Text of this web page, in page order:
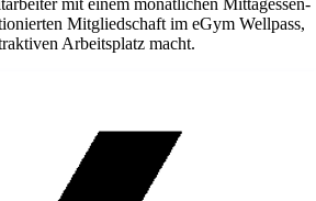
Mitgliedschaft im eGym Wellpass,
Arbeitsplatz macht.